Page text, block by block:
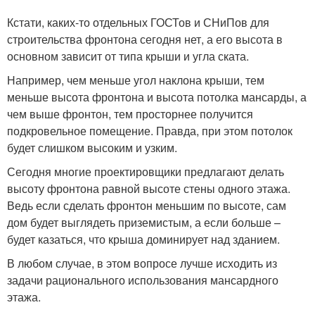
Кстати, каких-то отдельных ГОСТов и СНиПов для
строительства фронтона сегодня нет, а его высота в
основном зависит от типа крыши и угла ската.
Например, чем меньше угол наклона крыши, тем
меньше высота фронтона и высота потолка мансарды, а
чем выше фронтон, тем просторнее получится
подкровельное помещение. Правда, при этом потолок
будет слишком высоким и узким.
Сегодня многие проектировщики предлагают делать
высоту фронтона равной высоте стены одного этажа.
Ведь если сделать фронтон меньшим по высоте, сам
дом будет выглядеть приземистым, а если больше –
будет казаться, что крыша доминирует над зданием.
В любом случае, в этом вопросе лучше исходить из
задачи рационального использования мансардного
этажа.